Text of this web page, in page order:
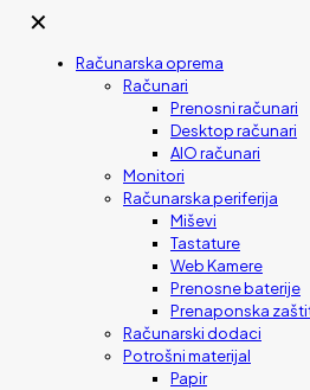
✕
Računarska oprema
Računari
Prenosni računari
Desktop računari
AIO računari
Monitori
Računarska periferija
Miševi
Tastature
Web Kamere
Prenosne baterije
Prenaponska
Računarski dodaci
Potrošni materijal
Papir